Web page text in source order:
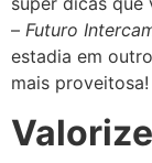
– Futuro
estadia em
mais proveitosa!